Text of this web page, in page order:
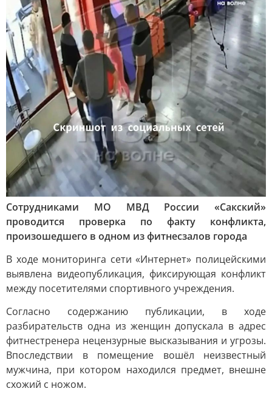
Сотрудниками МО МВД России «Сакский»
проводится проверка по факту конфликта,
произошедшего в одном из фитнесзалов города
В ходе мониторинга сети «Интернет» полицейскими
выявлена видеопубликация, фиксирующая конфликт
между посетителями спортивного учреждения.
Согласно содержанию публикации, в ходе
разбирательств одна из женщин допускала в адрес
фитнестренера нецензурные высказывания и угрозы.
Впоследствии в помещение вошёл неизвестный
мужчина, при котором находился предмет, внешне
схожий с ножом.